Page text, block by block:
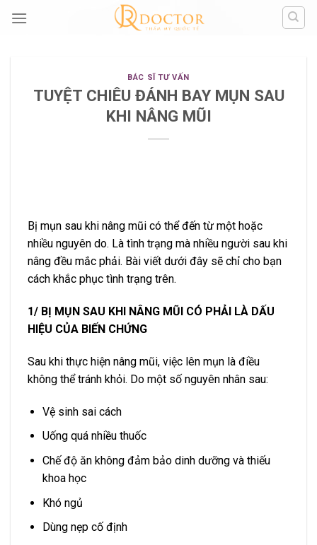
BÁC SĨ TƯ VẤN
TUYỆT CHIÊU ĐÁNH BAY MỤN SAU
KHI NÂNG MŨI
Bị mụn sau khi nâng mũi có thể đến từ một hoặc
nhiều nguyên do. Là tình trạng mà nhiều người sau khi
nâng đều mắc phải. Bài viết dưới đây sẽ chỉ cho bạn
cách khắc phục tình trạng trên.
1/ BỊ MỤN SAU KHI NÂNG MŨI CÓ PHẢI LÀ DẤU
HIỆU CỦA BIẾN CHỨNG
Sau khi thực hiện nâng mũi, việc lên mụn là điều
không thể tránh khỏi. Do một số nguyên nhân sau:
Vệ sinh sai cách
Uống quá nhiều thuốc
Chế độ ăn không đảm bảo dinh dưỡng và thiếu
khoa học
Khó ngủ
Dùng nẹp cố định